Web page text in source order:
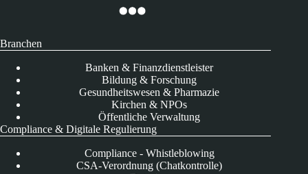
Branchen
Banken & Finanzdienstleister
Bildung & Forschung
Gesundheitswesen & Pharmazie
Kirchen & NPOs
Öffentliche Verwaltung
Compliance & Digitale Regulierung
Compliance - Whistleblowing
CSA-Verordnung (Chatkontrolle)